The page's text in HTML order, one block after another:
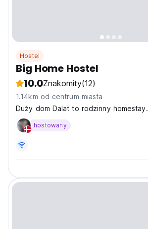
Hostel
Big Home Hostel
10.0Znakomity(12)
1.14km od centrum miasta
Duży dom Dalat to rodzinny homestay.
hostowany